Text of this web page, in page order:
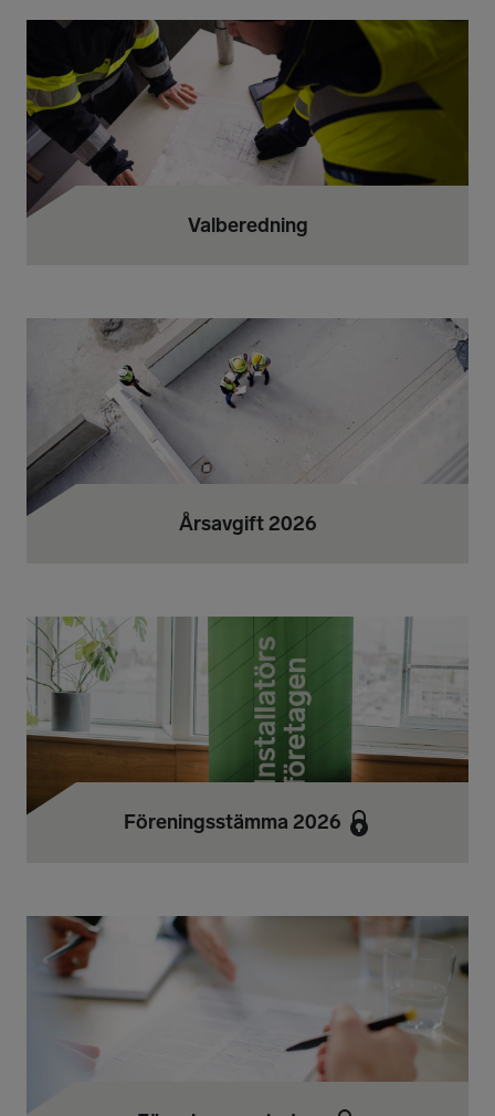
Valberedning
Årsavgift 2026
Föreningsstämma 2026